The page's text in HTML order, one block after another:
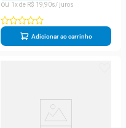
1
R$ 19 90
Adicionar ao carrinho